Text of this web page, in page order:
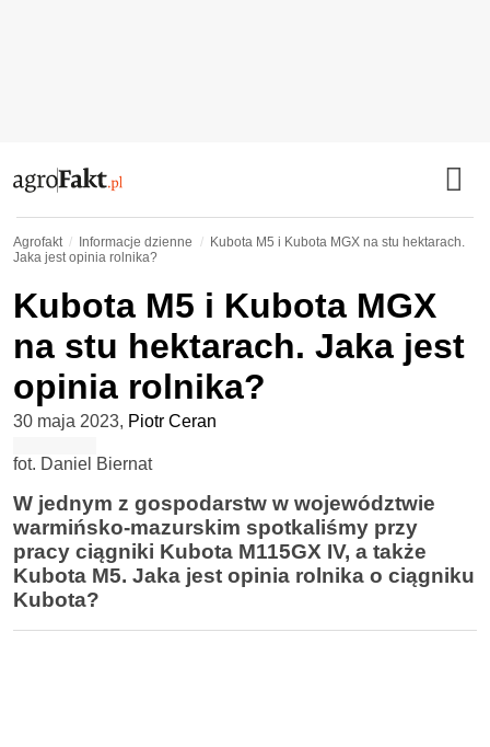
Agrofakt Informacje dzienne
Kubota M5 i Kubota MGX na stu hektarach.
Jaka jest opinia rolnika?
Kubota M5 i Kubota MGX
na stu hektarach. Jaka jest
opinia rolnika?
30 maja 2023, Piotr Ceran
fot. Daniel Biernat
W jednym z gospodarstw w województwie
warmińsko-mazurskim spotkaliśmy przy
pracy ciągniki Kubota M115GX IV, a także
Kubota M5. Jaka jest opinia rolnika o ciągniku
Kubota?